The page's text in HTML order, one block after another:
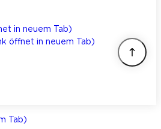
in neuem Tab)
öffnet in neuem Tab)
Tab)